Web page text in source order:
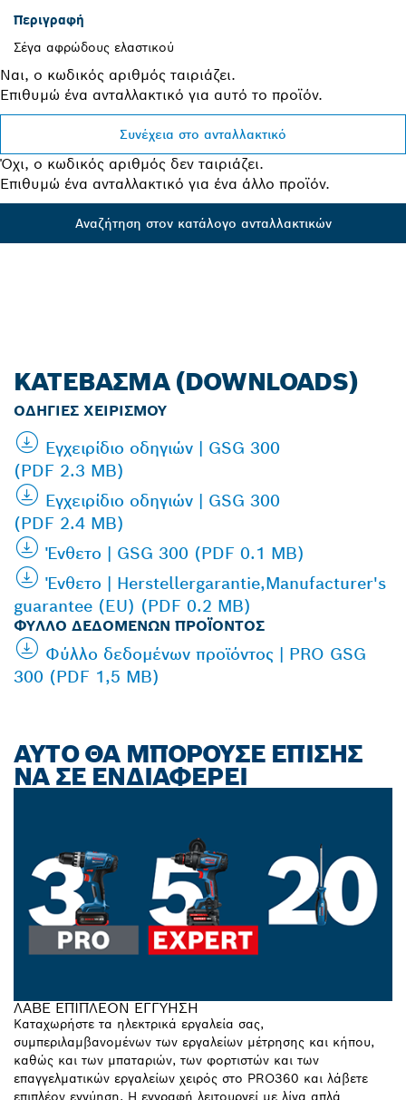
Περιγραφή
Σέγα αφρώδους ελαστικού
Ναι, ο κωδικός αριθμός ταιριάζει.
Επιθυμώ ένα ανταλλακτικό για αυτό το προϊόν.
Συνέχεια στο ανταλλακτικό
Όχι, ο κωδικός αριθμός δεν ταιριάζει.
Επιθυμώ ένα ανταλλακτικό για ένα άλλο προϊόν.
Αναζήτηση στον κατάλογο ανταλλακτικών
ΚΑΤΈΒΑΣΜΑ (DOWNLOADS)
ΟΔΗΓΊΕΣ ΧΕΙΡΙΣΜΟΎ
Εγχειρίδιο οδηγιών | GSG 300
(PDF 2.3 MB)
Εγχειρίδιο οδηγιών | GSG 300
(PDF 2.4 MB)
Ένθετο | GSG 300 (PDF 0.1 MB)
Ένθετο | Herstellergarantie,Manufacturer's
guarantee (EU) (PDF 0.2 MB)
ΦΎΛΛΟ ΔΕΔΟΜΈΝΩΝ ΠΡΟΪΌΝΤΟΣ
Φύλλο δεδομένων προϊόντος | PRO GSG
300 (PDF 1,5 MB)
ΑΥΤΌ ΘΑ ΜΠΟΡΟΎΣΕ ΕΠΊΣΗΣ
ΝΑ ΣΕ ΕΝΔΙΑΦΈΡΕΙ
ΛΑΒΕ ΕΠΙΠΛΕΟΝ ΕΓΓΥΗΣΗ
Καταχωρήστε τα ηλεκτρικά εργαλεία σας,
συμπεριλαμβανομένων των εργαλείων μέτρησης και κήπου,
καθώς και των μπαταριών, των φορτιστών και των
επαγγελματικών εργαλείων χειρός στο PRO360 και λάβετε
επιπλέον εγγύηση. Η εγγραφή λειτουργεί με λίγα απλά